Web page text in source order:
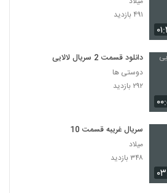
۴۹۱ بازدید
دانلود قسمت 2 سریال لالایی
دوستی ها
۲۹۲ بازدید
سریال غریبه قسمت 10
میلاد
۳۴۸ بازدید